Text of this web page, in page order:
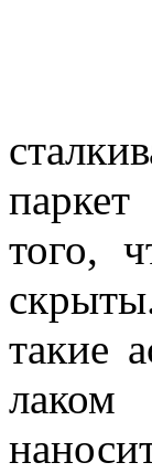
того,
такие
лаком